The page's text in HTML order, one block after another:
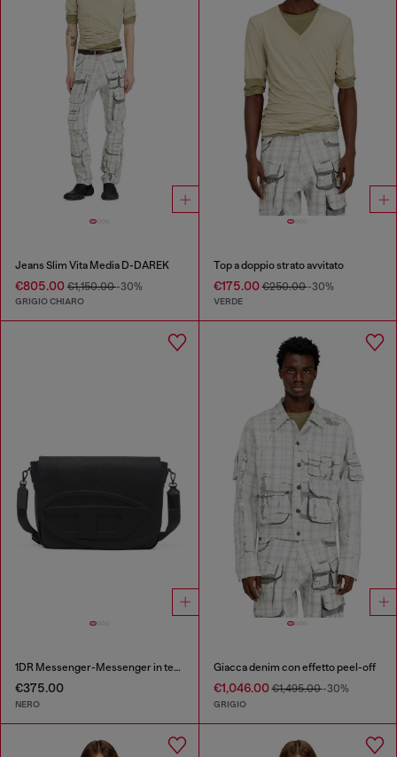
Jeans Slim Vita Media D-DAREK
€805.00 €1,150.00-30%
GRIGIO CHIARO
Top a doppio strato avvitato
€175.00€250.00-30%
VERDE
1DR Messenger-Messenger in tessuto nylon CORDURA®
€375.00
NERO
Giacca denim con effetto peel-off
€1,046.00€1,495.00-30%
GRIGIO